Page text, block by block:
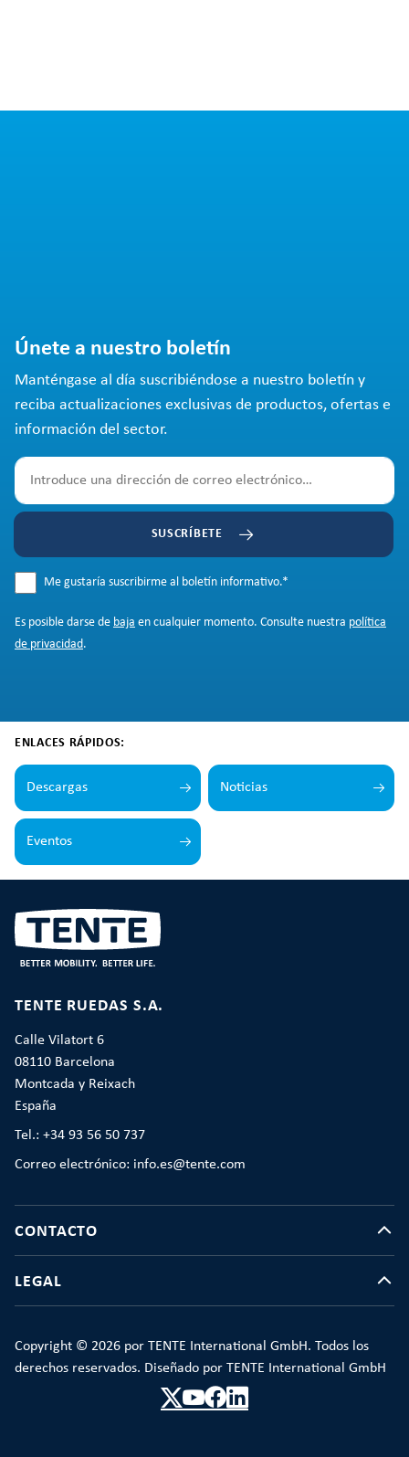
Únete a nuestro boletín
Manténgase al día suscribiéndose a nuestro boletín y
reciba actualizaciones exclusivas de productos, ofertas e
información del sector.
SUSCRÍBETE
Me gustaría suscribirme al boletín informativo.*
Es posible darse de baja en cualquier momento. Consulte nuestra política
de privacidad.
ENLACES RÁPIDOS:
Descargas Noticias
Eventos
TENTE RUEDAS S.A.
Calle Vilatort 6
08110 Barcelona
Montcada y Reixach
España
Tel.: +34 93 56 50 737
Correo electrónico: info.es@tente.com
CONTACTO
LEGAL
Copyright © 2026 por TENTE International GmbH. Todos los
derechos reservados. Diseñado por TENTE International GmbH